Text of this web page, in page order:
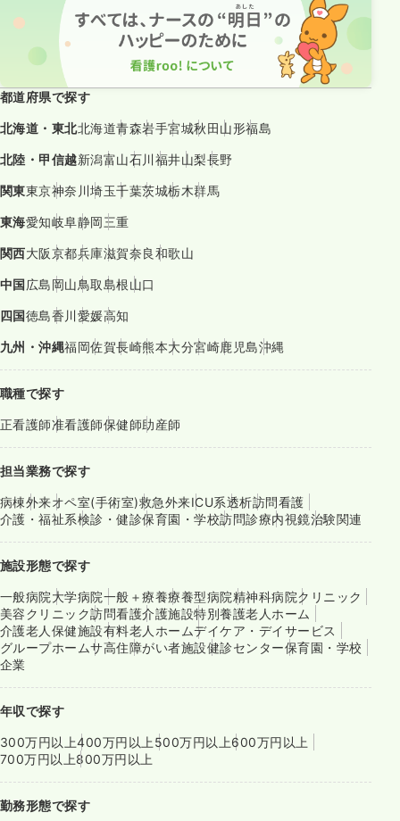
都道府県で探す
北海道・東北北海道青森岩手宮城秋田 山形福島
北陸・甲信越新潟富山石川 福井山梨長野
関東東京神奈川埼玉千葉茨城栃木群馬
東海愛知岐阜静岡三重
関西大阪京都兵庫滋賀奈良和歌山
中国 広島 岡山鳥取島根山口
四国徳島香川 愛媛高知
九州・沖縄福岡佐賀長崎熊本大分宮崎鹿児島沖縄
職種で探す
正看護師准看護師保健師助産師
担当業務で探す
病棟外来オペ室(手術室)救急外来ICU系透析訪問看護
介護・福祉系検診・健診保育園・学校訪問診療内視鏡治験関連
施設形態で探す
一般病院大学病院一般＋療養療養型病院精神科病院クリニック
美容クリニック訪問看護介護施設特別養護老人ホーム
介護老人保健施設有料老人ホームデイケア・デイサービス
グループホームサ高住障がい者施設健診センター保育園・学校
企業
年収で探す
300万円以上400万円以上500万円以上600万円以上
700万円以上800万円以上
勤務形態で探す